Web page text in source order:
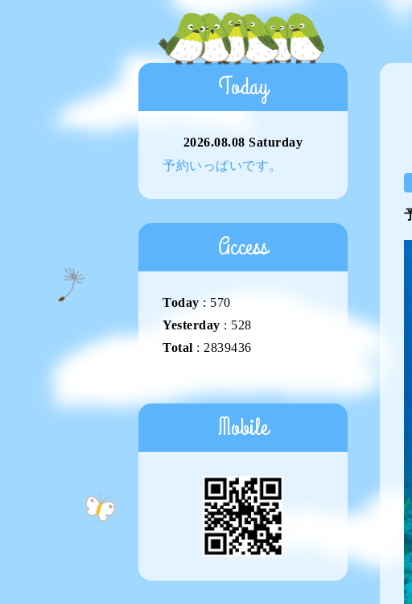
Today
2026.08.08 Saturday
予約いっぱいです。
Access
Today : 570
Yesterday : 528
Total : 2839436
Mobile